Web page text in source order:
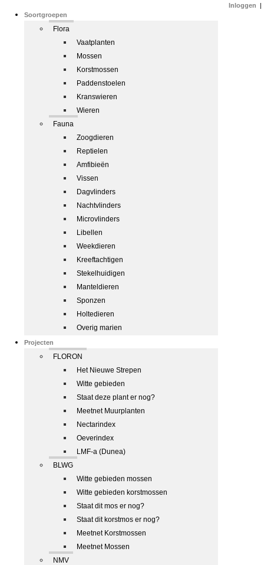
Soortgroepen
Flora
Vaatplanten
Mossen
Korstmossen
Paddenstoelen
Kranswieren
Wieren
Fauna
Zoogdieren
Reptielen
Amfibieën
Vissen
Dagvlinders
Nachtvlinders
Microvlinders
Libellen
Weekdieren
Kreeftachtigen
Stekelhuidigen
Manteldieren
Sponzen
Holtedieren
Overig marien
Projecten
FLORON
Het Nieuwe Strepen
Witte gebieden
Staat deze plant er nog?
Meetnet Muurplanten
Nectarindex
Oeverindex
LMF-a (Dunea)
BLWG
Witte gebieden mossen
Witte gebieden korstmossen
Staat dit mos er nog?
Staat dit korstmos er nog?
Meetnet Korstmossen
Meetnet Mossen
NMV
Inloggen |